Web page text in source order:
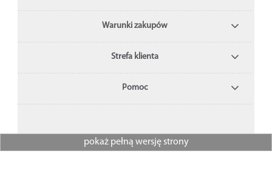
Warunki zakupów
Strefa klienta
Pomoc
pokaż pełną wersję strony